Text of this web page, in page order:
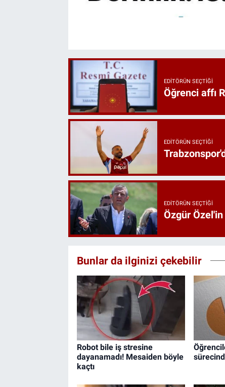
EDITÖRÜN SEÇTIĞI
Öğrenci affı
EDITÖRÜN SEÇTIĞI
EDITÖRÜN SEÇTIĞI
Özgür
Bunlar da ilginizi çekebilir
Robot bile iş stresine
dayanamadı! Mesaiden böyle
kaçtı